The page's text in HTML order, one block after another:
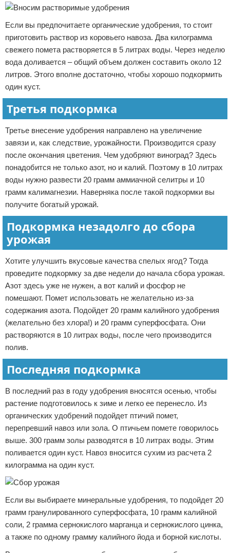
Если вы предпочитаете органические удобрения, то стоит
приготовить раствор из коровьего навоза. Два килограмма
свежего помета растворяется в 5 литрах воды. Через неделю
вода доливается – общий объем должен составить около 12
литров. Этого вполне достаточно, чтобы хорошо подкормить
один куст.
Третья подкормка
Третье внесение удобрения направлено на увеличение
завязи и, как следствие, урожайности. Производится сразу
после окончания цветения. Чем удобряют виноград? Здесь
понадобится не только азот, но и калий. Поэтому в 10 литрах
воды нужно развести 20 грамм аммиачной селитры и 10
грамм калимагнезии. Наверняка после такой подкормки вы
получите богатый урожай.
Подкормка незадолго до сбора
урожая
Хотите улучшить вкусовые качества спелых ягод? Тогда
проведите подкормку за две недели до начала сбора урожая.
Азот здесь уже не нужен, а вот калий и фосфор не
помешают. Помет использовать не желательно из-за
содержания азота. Подойдет 20 грамм калийного удобрения
(желательно без хлора!) и 20 грамм суперфосфата. Они
растворяются в 10 литрах воды, после чего производится
полив.
Последняя подкормка
В последний раз в году удобрения вносятся осенью, чтобы
растение подготовилось к зиме и легко ее перенесло. Из
органических удобрений подойдет птичий помет,
перепревший навоз или зола. О птичьем помете говорилось
выше. 300 грамм золы разводятся в 10 литрах воды. Этим
поливается один куст. Навоз вносится сухим из расчета 2
килограмма на один куст.
Если вы выбираете минеральные удобрения, то подойдет 20
грамм гранулированного суперфосфата, 10 грамм калийной
соли, 2 грамма сернокислого марганца и сернокислого цинка,
а также по одному грамму калийного йода и борной кислоты.